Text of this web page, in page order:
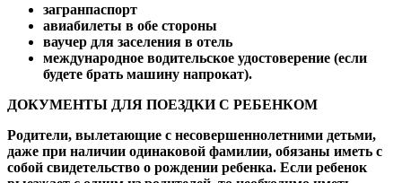
загранпаспорт
авиабилеты в обе стороны
ваучер для заселения в отель
международное водительское удостоверение (если
будете брать машину напрокат).
ДОКУМЕНТЫ ДЛЯ ПОЕЗДКИ С РЕБЕНКОМ
Родители, вылетающие с несовершеннолетними детьми,
даже при наличии одинаковой фамилии, обязаны иметь с
собой свидетельство о рождении ребенка. Если ребенок